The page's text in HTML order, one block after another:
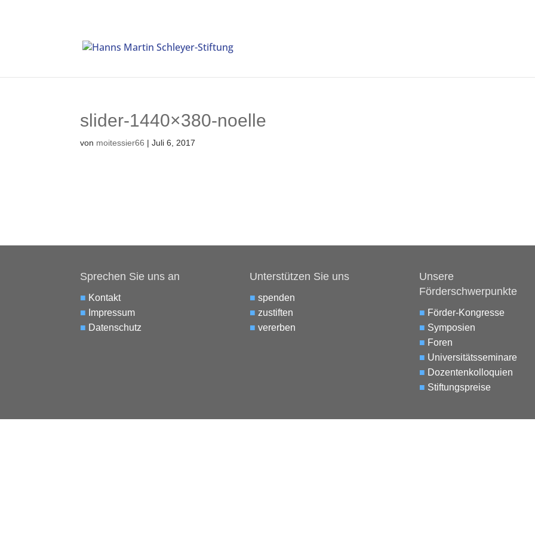
slider-1440×380-noelle
von moitessier66 |Juli 6, 2017
Sprechen Sie uns an
■ Kontakt
■ Impressum
■ Datenschutz
Unterstützen Sie uns
■ spenden
■ zustiften
■ vererben
Unsere
Förderschwerpunkte
■ Förder-Kongresse
■ Symposien
■ Foren
■ Universitätsseminare
■ Dozentenkolloquien
■ Stiftungspreise